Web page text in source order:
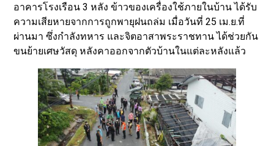
อาคารโรงเรือน 3 หลัง ข้าวของเครื่องใช้ภายในบ้าน ได้รับ
ความเสียหายจากการถูกพายุฝนถล่ม เมื่อวันที่ 25 เม.ย.ที่
ผ่านมา ซึ่งกำลังทหาร และจิตอาสาพระราชทาน ได้ช่วยกัน
ขนย้ายเศษวัสดุ หลังคาออกจากตัวบ้านในแต่ละหลังแล้ว